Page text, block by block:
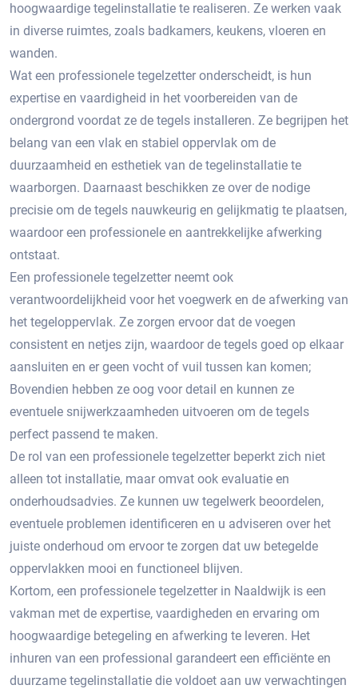
hoogwaardige tegelinstallatie te realiseren.​ Ze werken vaak
in diverse ruimtes, zoals badkamers, keukens, vloeren en
wanden.​
Wat een professionele tegelzetter onderscheidt, is hun
expertise en vaardigheid in het voorbereiden van de
ondergrond voordat ze de tegels installeren.​ Ze begrijpen het
belang van een vlak en stabiel oppervlak om de
duurzaamheid en esthetiek van de tegelinstallatie te
waarborgen.​ Daarnaast beschikken ze over de nodige
precisie om de tegels nauwkeurig en gelijkmatig te plaatsen,
waardoor een professionele en aantrekkelijke afwerking
ontstaat.​
Een professionele tegelzetter neemt ook
verantwoordelijkheid voor het voegwerk en de afwerking van
het tegeloppervlak.​ Ze zorgen ervoor dat de voegen
consistent en netjes zijn, waardoor de tegels goed op elkaar
aansluiten en er geen vocht of vuil tussen kan komen;
Bovendien hebben ze oog voor detail en kunnen ze
eventuele snijwerkzaamheden uitvoeren om de tegels
perfect passend te maken.​
De rol van een professionele tegelzetter beperkt zich niet
alleen tot installatie, maar omvat ook evaluatie en
onderhoudsadvies. Ze kunnen uw tegelwerk beoordelen,
eventuele problemen identificeren en u adviseren over het
juiste onderhoud om ervoor te zorgen dat uw betegelde
oppervlakken mooi en functioneel blijven.
Kortom, een professionele tegelzetter in Naaldwijk is een
vakman met de expertise, vaardigheden en ervaring om
hoogwaardige betegeling en afwerking te leveren.​ Het
inhuren van een professional garandeert een efficiënte en
duurzame tegelinstallatie die voldoet aan uw verwachtingen